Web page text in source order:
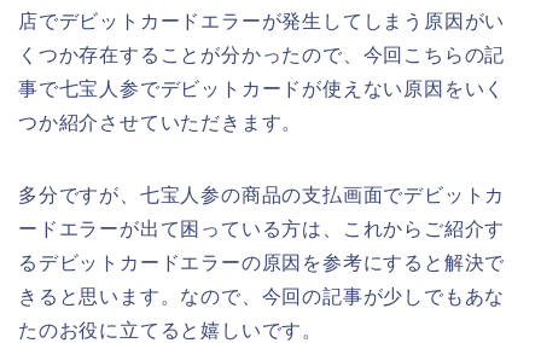
店でデビットカードエラーが発生してしまう原因がい
くつか存在することが分かったので、今回こちらの記
事で七宝人参でデビットカードが使えない原因をいく
つか紹介させていただきます。
多分ですが、七宝人参の商品の支払画面でデビットカ
ードエラーが出て困っている方は、これからご紹介す
るデビットカードエラーの原因を参考にすると解決で
きると思います。なので、今回の記事が少しでもあな
たのお役に立てると嬉しいです。